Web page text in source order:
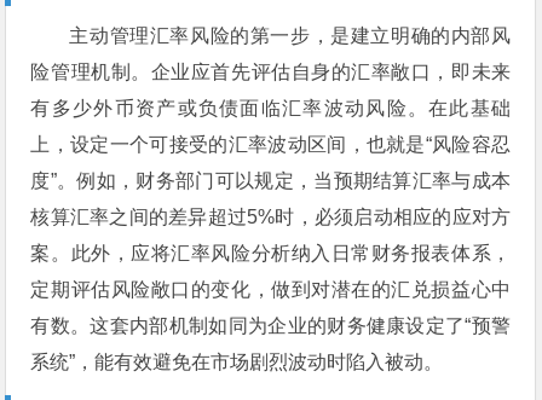
主动管理汇率风险的第一步，是建立明确的内部风
险管理机制。企业应首先评估自身的汇率敞口，即未来
有多少外币资产或负债面临汇率波动风险。在此基础
上，设定一个可接受的汇率波动区间，也就是“风险容忍
度”。例如，财务部门可以规定，当预期结算汇率与成本
核算汇率之间的差异超过5%时，必须启动相应的应对方
案。此外，应将汇率风险分析纳入日常财务报表体系，
定期评估风险敞口的变化，做到对潜在的汇兑损益心中
有数。这套内部机制如同为企业的财务健康设定了“预警
系统”，能有效避免在市场剧烈波动时陷入被动。